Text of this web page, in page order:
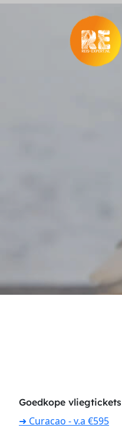
Ga
Goedkope vliegtickets
➜ Curacao - v.a €595